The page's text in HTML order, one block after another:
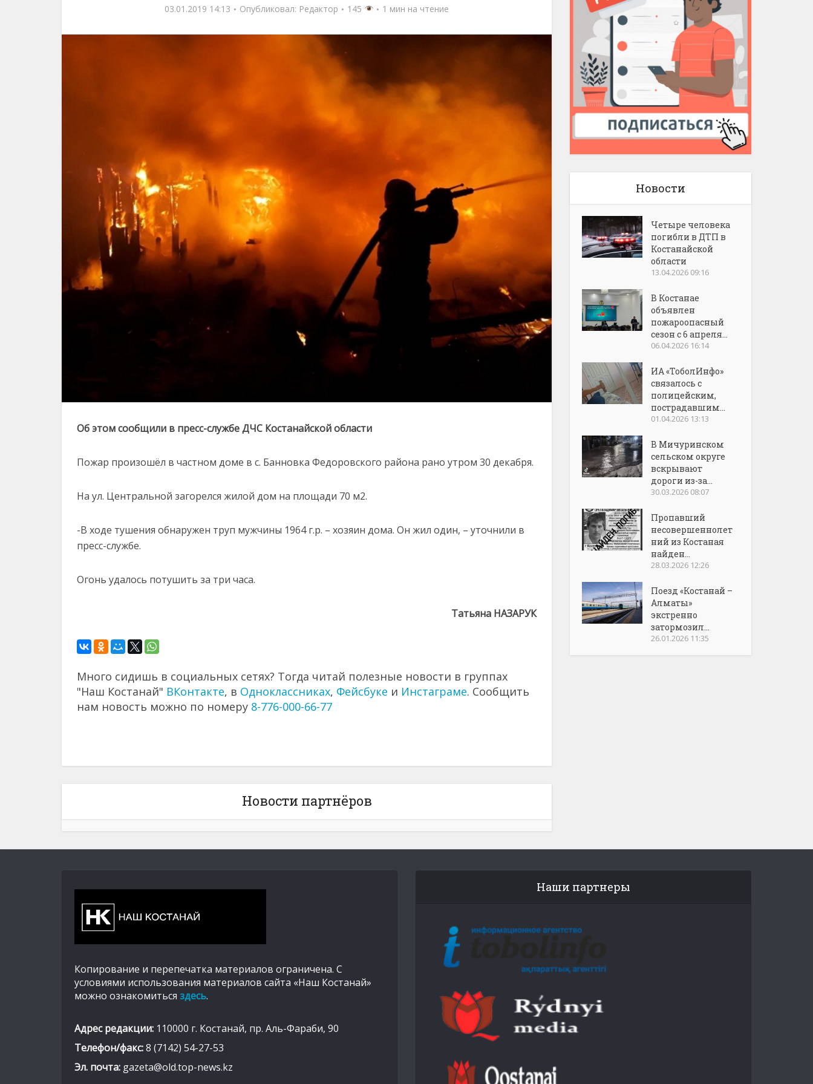
03.01.2019 14:13 Опубликовал: Редактор 145 1 мин на чтение
Об этом сообщили в пресс-службе ДЧС Костанайской области
Пожар произошёл в частном доме в с. Банновка Федоровского района рано утром 30 декабря.
На ул. Центральной загорелся жилой дом на площади 70 м2.
-В ходе тушения обнаружен труп мужчины 1964 г.р. – хозяин дома. Он жил один, – уточнили в
пресс-службе.
Огонь удалось потушить за три часа.
Татьяна НАЗАРУК
Много сидишь в социальных сетях? Тогда читай полезные новости в группах
"Наш Костанай" ВКонтакте, в Одноклассниках, Фейсбуке и Инстаграме. Сообщить
нам новость можно по номеру 8-776-000-66-77
Новости партнёров
Новости
Четыре человека
погибли в ДТП в
Костанайской
области
13.04.2026 09:16
В Костанае
объявлен
пожароопасный
сезон с 6 апреля...
06.04.2026 16:14
ИА «ТоболИнфо»
связалось с
полицейским,
пострадавшим...
01.04.2026 13:13
В Мичуринском
сельском округе
вскрывают
дороги из-за...
30.03.2026 08:07
Пропавший
несовершеннолет
ний из Костаная
найден...
28.03.2026 12:26
Поезд «Костанай –
Алматы»
экстренно
затормозил...
26.01.2026 11:35
Копирование и перепечатка материалов ограничена. С
условиями использования материалов сайта «Наш Костанай»
можно ознакомиться здесь.
Адрес редакции: 110000 г. Костанай, пр. Аль-Фараби, 90
Телефон/факс:8 (7142) 54-27-53
Эл. почта: gazeta@old.top-news.kz
Наши партнеры